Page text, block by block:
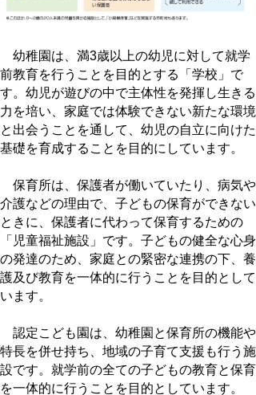
幼稚園は、満3歳以上の幼児に対して就学
前教育を行うことを目的とする「学校」で
す。幼児が遊びの中で主体性を発揮し生きる
力を培い、家庭では体験できない新たな環境
と出会うことを通して、幼児の自立に向けた
基礎を育成することを目的にしています。
保育所は、保護者が働いていたり、病気や
介護などの理由で、子どもの保育ができない
ときに、保護者に代わって保育するための
「児童福祉施設」です。子どもの健全な心身
の発達のため、家庭との緊密な連携の下、養
護及び教育を一体的に行うことを目的として
います。
認定こども園は、幼稚園と保育所の機能や
特長を併せ持ち、地域の子育て支援も行う施
設です。就学前の全ての子どもの教育と保育
を一体的に行うことを目的としています。